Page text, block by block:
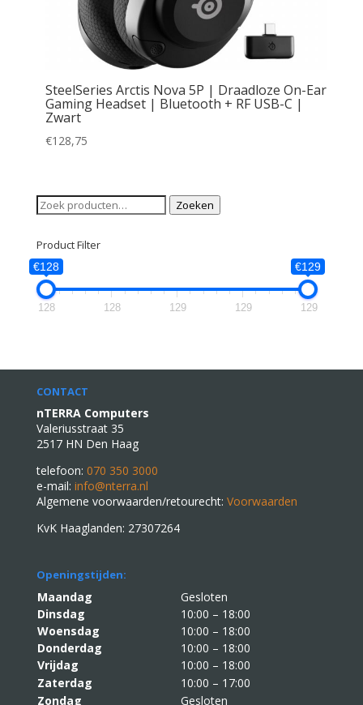
SteelSeries Arctis Nova 5P | Draadloze On-Ear
Gaming Headset | Bluetooth + RF USB-C |
Zwart
€128,75
Zoeken
naar:
Zoeken
Product Filter
€128 €129
128 128 129 129 129
CONTACT
nTERRA Computers
Valeriusstraat 35
2517 HN Den Haag
telefoon: 070 350 3000
e-mail: info@nterra.nl
Algemene voorwaarden/retourecht: Voorwaarden
KvK Haaglanden: 27307264
Openingstijden:
Maandag
Gesloten
Dinsdag
10:00 – 18:00
Woensdag
10:00 – 18:00
Donderdag
10:00 – 18:00
Vrijdag
10:00 – 18:00
Zaterdag
10:00 – 17:00
Zondag
Gesloten